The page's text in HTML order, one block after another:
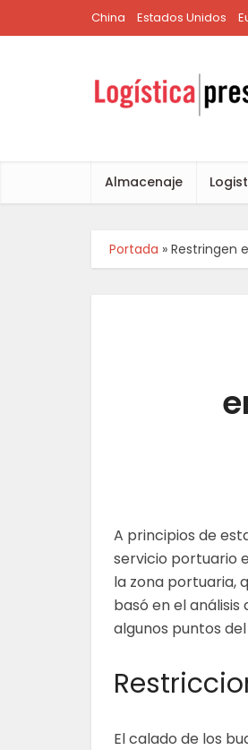
China Estados Unidos
Almacenaje
Portada » Restringen
A principios de
servicio portuario
la zona portuaria,
basó en el
algunos puntos
El calado de los